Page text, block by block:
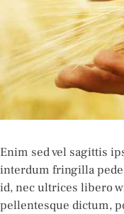
Enim sed vel sagittis
interdum fringilla
id, nec ultrices libero
pellentesque dictum,